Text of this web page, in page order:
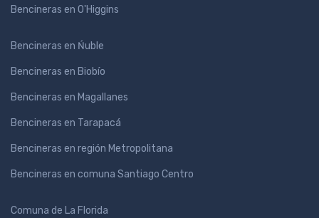
Bencineras en O'Higgins
Bencineras en Ńuble
Bencineras en Biobío
Bencineras en Magallanes
Bencineras en Tarapacá
Bencineras en región Metropolitana
Bencineras en comuna Santiago Centro
Comuna de La Florida